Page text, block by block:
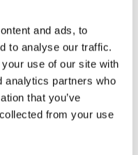
and ads, to
to analyse our traffic.
use of our site with
analytics partners who
that you’ve
from your use
4863-95 Tillverkare